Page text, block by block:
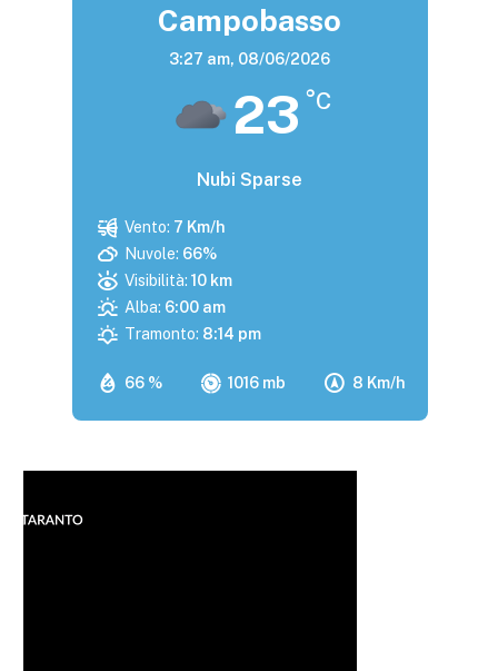
Campobasso
3:27 am, 08/06/2026
23 °C
Nubi Sparse
66 % 1016 mb 8 Km/h
Vento: 7 Km/h
Nuvole: 66%
Visibilità: 10 km
Alba: 6:00 am
Tramonto: 8:14 pm